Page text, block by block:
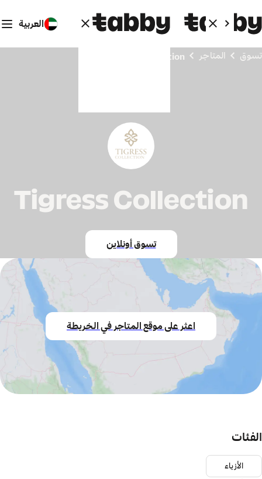
العربية
تسوق المتاجر Tigress Collection
Tigress Collection
تسوق أونلاين
اعثر على موقع المتاجر في الخريطة
الفئات
الأزياء